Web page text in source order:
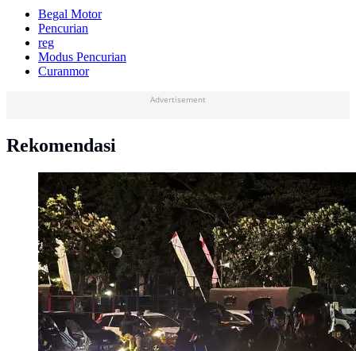
Begal Motor
Pencurian
reg
Modus Pencurian
Curanmor
Advertisement
Rekomendasi